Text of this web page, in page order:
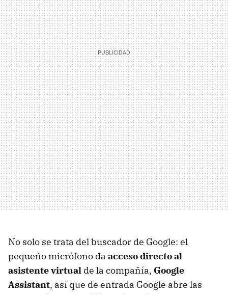
No solo se trata del buscador de Google: el
pequeño micrófono da acceso directo al
asistente virtual de la compañía, Google
Assistant, así que de entrada Google abre las